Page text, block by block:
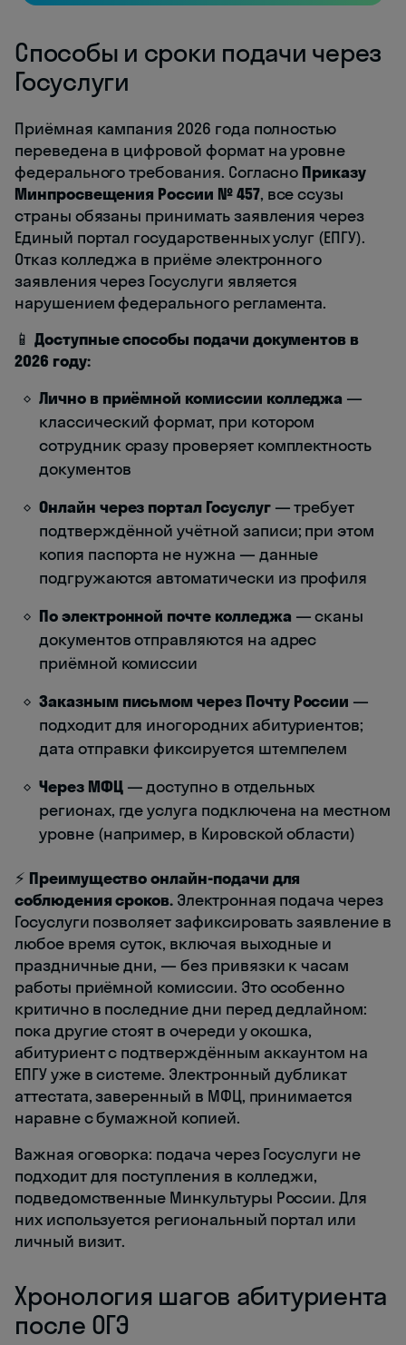
Способы и сроки подачи через
Госуслуги
Приёмная кампания 2026 года полностью
переведена в цифровой формат на уровне
федерального требования. Согласно Приказу
Минпросвещения России № 457, все ссузы
страны обязаны принимать заявления через
Единый портал государственных услуг (ЕПГУ).
Отказ колледжа в приёме электронного
заявления через Госуслуги является
нарушением федерального регламента.
📱 Доступные способы подачи документов в
2026 году:
Лично в приёмной комиссии колледжа —
классический формат, при котором
сотрудник сразу проверяет комплектность
документов
Онлайн через портал Госуслуг— требует
подтверждённой учётной записи; при этом
копия паспорта не нужна — данные
подгружаются автоматически из профиля
По электронной почте колледжа — сканы
документов отправляются на адрес
приёмной комиссии
Заказным письмом через Почту России —
подходит для иногородних абитуриентов;
дата отправки фиксируется штемпелем
Через МФЦ— доступно в отдельных
регионах, где услуга подключена на местном
уровне (например, в Кировской области)
⚡ Преимущество онлайн-подачи для
соблюдения сроков. Электронная подача через
Госуслуги позволяет зафиксировать заявление в
любое время суток, включая выходные и
праздничные дни, — без привязки к часам
работы приёмной комиссии. Это особенно
критично в последние дни перед дедлайном:
пока другие стоят в очереди у окошка,
абитуриент с подтверждённым аккаунтом на
ЕПГУ уже в системе. Электронный дубликат
аттестата, заверенный в МФЦ, принимается
наравне с бумажной копией.
Важная оговорка: подача через Госуслуги не
подходит для поступления в колледжи,
подведомственные Минкультуры России. Для
них используется региональный портал или
личный визит.
Хронология шагов абитуриента
после ОГЭ